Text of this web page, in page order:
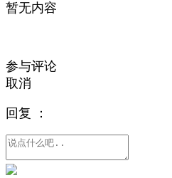
暂无内容
参与评论
取消
回复 ：